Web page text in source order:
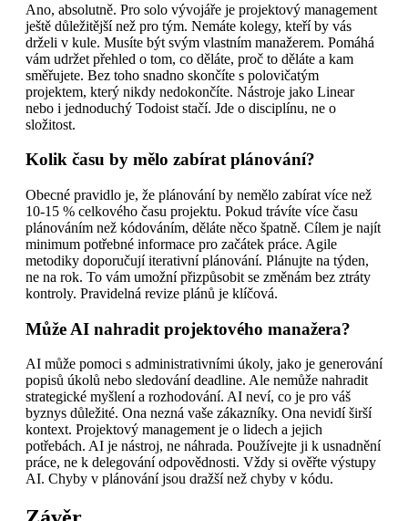
Ano, absolutně. Pro solo vývojáře je projektový management
ještě důležitější než pro tým. Nemáte kolegy, kteří by vás
drželi v kule. Musíte být svým vlastním manažerem. Pomáhá
vám udržet přehled o tom, co děláte, proč to děláte a kam
směřujete. Bez toho snadno skončíte s polovičatým
projektem, který nikdy nedokončíte. Nástroje jako Linear
nebo i jednoduchý Todoist stačí. Jde o disciplínu, ne o
složitost.
Kolik času by mělo zabírat plánování?
Obecné pravidlo je, že plánování by nemělo zabírat více než
10-15 % celkového času projektu. Pokud trávíte více času
plánováním než kódováním, děláte něco špatně. Cílem je najít
minimum potřebné informace pro začátek práce. Agile
metodiky doporučují iterativní plánování. Plánujte na týden,
ne na rok. To vám umožní přizpůsobit se změnám bez ztráty
kontroly. Pravidelná revize plánů je klíčová.
Může AI nahradit projektového manažera?
AI může pomoci s administrativními úkoly, jako je generování
popisů úkolů nebo sledování deadline. Ale nemůže nahradit
strategické myšlení a rozhodování. AI neví, co je pro váš
byznys důležité. Ona nezná vaše zákazníky. Ona nevidí širší
kontext. Projektový management je o lidech a jejich
potřebách. AI je nástroj, ne náhrada. Používejte ji k usnadnění
práce, ne k delegování odpovědnosti. Vždy si ověřte výstupy
AI. Chyby v plánování jsou dražší než chyby v kódu.